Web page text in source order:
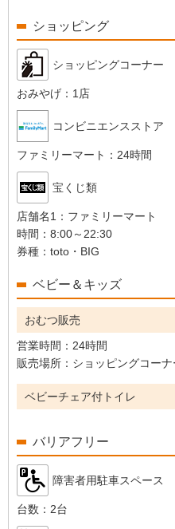
ショッピング
ショッピングコーナー
おみやげ： 1店
コンビニエンスストア
ファミリーマート： 24時間
宝くじ類
店舗名1： ファミリーマート
時間： 8:00～22:30
券種： toto・BIG
ベビー＆キッズ
おむつ販売
営業時間： 24時間
販売場所： ショッピングコー
ベビーチェア付トイレ
バリアフリー
障害者用駐車スペース
台数： 2台